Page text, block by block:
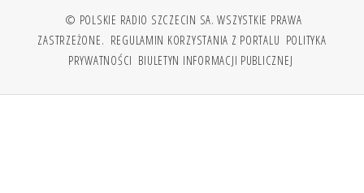
© POLSKIE RADIO SZCZECIN SA. WSZYSTKIE PRAWA
ZASTRZEŻONE. REGULAMIN KORZYSTANIA Z PORTALU POLITYKA
PRYWATNOŚCI BIULETYN INFORMACJI PUBLICZNEJ